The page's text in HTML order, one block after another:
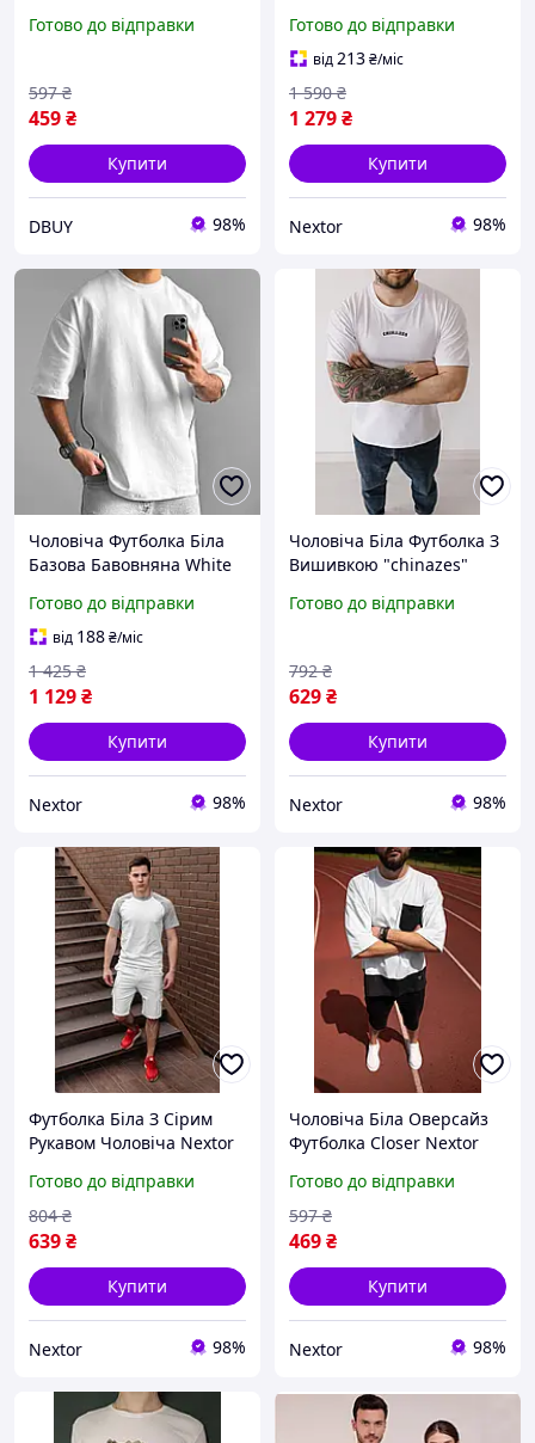
Готово до відправки
459₴
597 ₴
Купити
DBUY 98%
Готово до відправки
від213₴/міс
1 279₴
1 590 ₴
Купити
Nextor 98%
Чоловіча Футболка Біла
Базова Бавовняна White
Готово до відправки
від 188₴/міс
1 129₴
1 425 ₴
Купити
Nextor 98%
Чоловіча Біла Футболка З
Вишивкою "chinazes"
Готово до відправки
629₴
792 ₴
Купити
Nextor 98%
Футболка Біла З Сірим
Рукавом Чоловіча Nextor
Готово до відправки
639₴
804 ₴
Купити
Nextor 98%
Чоловіча Біла Оверсайз
Футболка Closer Nextor
Готово до відправки
469₴
597 ₴
Купити
Nextor 98%